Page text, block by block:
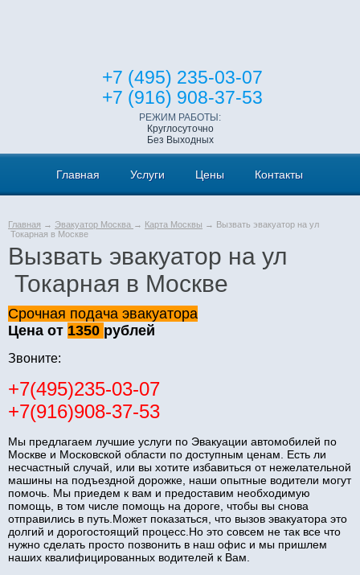
+7 (495) 235-03-07
+7 (916) 908-37-53
РЕЖИМ РАБОТЫ:
Круглосуточно
Без Выходных
Главная Услуги Цены Контакты
Главная → Эвакуатор Москва → Карта Москвы → Вызвать эвакуатор на ул
Токарная в Москве
Вызвать эвакуатор на ул
Токарная в Москве
Срочная подача эвакуатора
Цена от 1350 рублей
Звоните:
+7(495)235-03-07
+7(916)908-37-53
Мы предлагаем лучшие услуги по Эвакуации автомобилей по
Москве и Московской области по доступным ценам. Есть ли
несчастный случай, или вы хотите избавиться от нежелательной
машины на подъездной дорожке, наши опытные водители могут
помочь. Мы приедем к вам и предоставим необходимую
помощь, в том числе помощь на дороге, чтобы вы снова
отправились в путь.Может показаться, что вызов эвакуатора это
долгий и дорогостоящий процесс.Но это совсем не так все что
нужно сделать просто позвонить в наш офис и мы пришлем
наших квалифицированных водителей к Вам.